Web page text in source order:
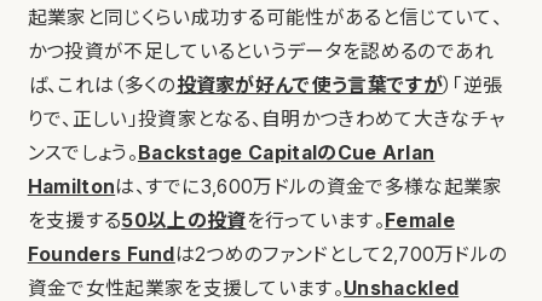
起業家と同じくらい成功する可能性があると信じていて、
かつ投資が不足しているというデータを認めるのであれ
ば、これは（多くの投資家が好んで使う言葉ですが）「逆張
りで、正しい」投資家となる、自明かつきわめて大きなチャ
ンスでしょう。Backstage CapitalのCue Arlan
Hamiltonは、すでに3,600万ドルの資金で多様な起業家
を支援する50以上の投資を行っています。Female
Founders Fundは2つめのファンドとして2,700万ドルの
資金で女性起業家を支援しています。Unshackled